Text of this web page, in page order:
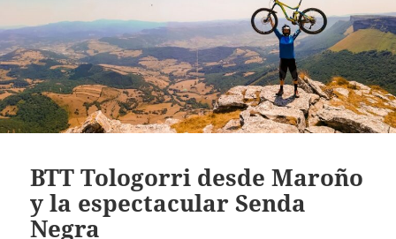
BTT Tologorri desde Maroño
y la espectacular Senda
Negra